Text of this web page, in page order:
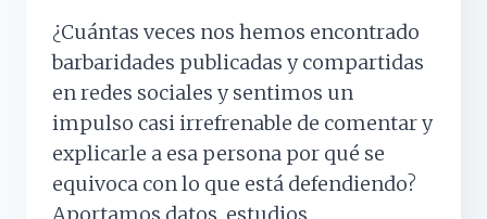
¿Cuántas veces nos hemos encontrado
barbaridades publicadas y compartidas
en redes sociales y sentimos un
impulso casi irrefrenable de comentar y
explicarle a esa persona por qué se
equivoca con lo que está defendiendo?
Aportamos datos, estudios,